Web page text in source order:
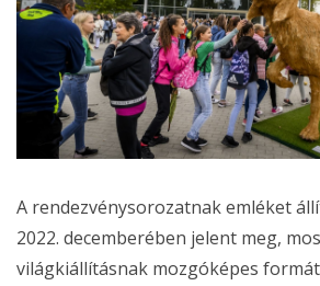
A rendezvénysorozatnak emléket
2022. decemberében jelent meg,
világkiállításnak mozgóképes